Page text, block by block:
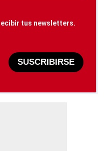
tus newsletters.
SUSCRIBIRSE